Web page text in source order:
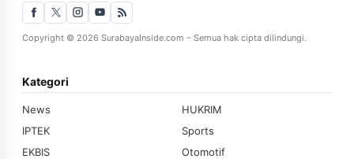
Copyright © 2026 SurabayaInside.com – Semua hak cipta dilindungi.
Kategori
News
HUKRIM
IPTEK
Sports
EKBIS
Otomotif